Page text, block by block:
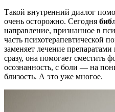
Такой внутренний диалог
очень осторожно. Сегодня
направление, признанное в
часть психотерапевтической
заменяет лечение
сразу, она помогает сместить
осознанность, с боли — на
близость. А это уже многое.